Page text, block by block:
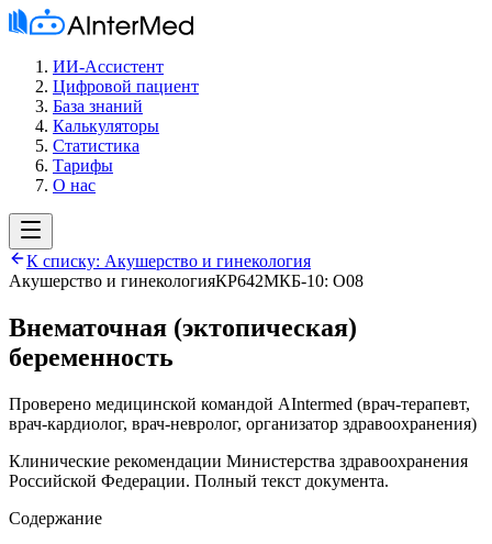
ИИ-Ассистент
Цифровой пациент
База знаний
Калькуляторы
Статистика
Тарифы
О нас
К списку: Акушерство и гинекология
Акушерство и гинекологияКР642МКБ-10: O08
Внематочная (эктопическая)
беременность
Проверено медицинской командой AIntermed (врач-терапевт,
врач-кардиолог, врач-невролог, организатор здравоохранения)
Клинические рекомендации Министерства здравоохранения
Российской Федерации. Полный текст документа.
Содержание